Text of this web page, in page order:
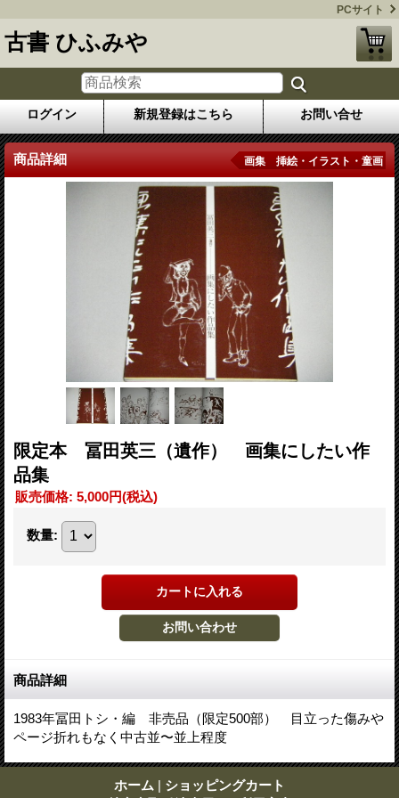
PCサイト
古書 ひふみや
ログイン 新規登録はこちら お問い合せ
商品詳細 画集 挿絵・イラスト・童画
限定本 冨田英三（遺作） 画集にしたい作
品集
販売価格: 5,000円(税込)
数量:
商品詳細
1983年冨田トシ・編 非売品（限定500部） 目立った傷みや
ページ折れもなく中古並〜並上程度
ホーム | ショッピングカート